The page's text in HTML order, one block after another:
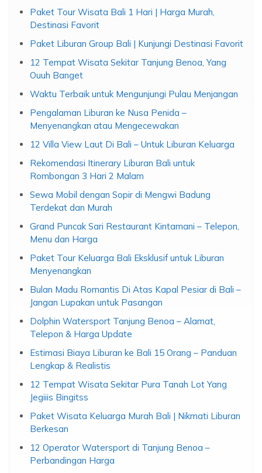
Paket Tour Wisata Bali 1 Hari | Harga Murah,
Destinasi Favorit
Paket Liburan Group Bali | Kunjungi Destinasi Favorit
12 Tempat Wisata Sekitar Tanjung Benoa, Yang
Ouuh Banget
Waktu Terbaik untuk Mengunjungi Pulau Menjangan
Pengalaman Liburan ke Nusa Penida –
Menyenangkan atau Mengecewakan
12 Villa View Laut Di Bali – Untuk Liburan Keluarga
Rekomendasi Itinerary Liburan Bali untuk
Rombongan 3 Hari 2 Malam
Sewa Mobil dengan Sopir di Mengwi Badung
Terdekat dan Murah
Grand Puncak Sari Restaurant Kintamani – Telepon,
Menu dan Harga
Paket Tour Keluarga Bali Eksklusif untuk Liburan
Menyenangkan
Bulan Madu Romantis Di Atas Kapal Pesiar di Bali –
Jangan Lupakan untuk Pasangan
Dolphin Watersport Tanjung Benoa – Alamat,
Telepon & Harga Update
Estimasi Biaya Liburan ke Bali 15 Orang – Panduan
Lengkap & Realistis
12 Tempat Wisata Sekitar Pura Tanah Lot Yang
Jegiiis Bingitss
Paket Wisata Keluarga Murah Bali | Nikmati Liburan
Berkesan
12 Operator Watersport di Tanjung Benoa –
Perbandingan Harga